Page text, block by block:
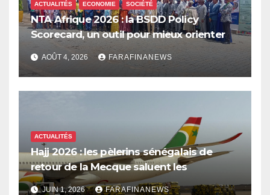
ACTUALITÉS ECONOMIE SOCIÉTÉ
NTA Afrique 2026 : la BSDD Policy
Scorecard, un outil pour mieux orienter
les dépenses publiques
AOÛT 4, 2026 FARAFINANEWS
ACTUALITÉS
Hajj 2026 : les pèlerins sénégalais de
retour de la Mecque saluent les
innovations d’Air Sénégal SA
JUIN 1, 2026 FARAFINANEWS